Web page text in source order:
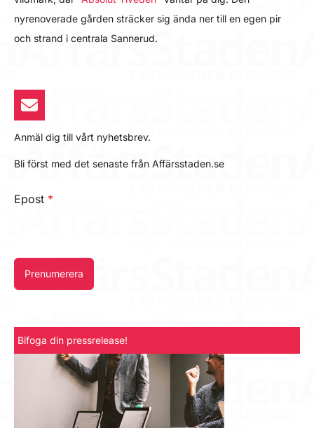
nyrenoverade gården sträcker sig ända ner till en egen pir
och strand i centrala Sannerud.
Anmäl dig till vårt nyhetsbrev.
Bli först med det senaste från Affärsstaden.se
Epost *
Prenumerera
Bifoga din pressrelease!